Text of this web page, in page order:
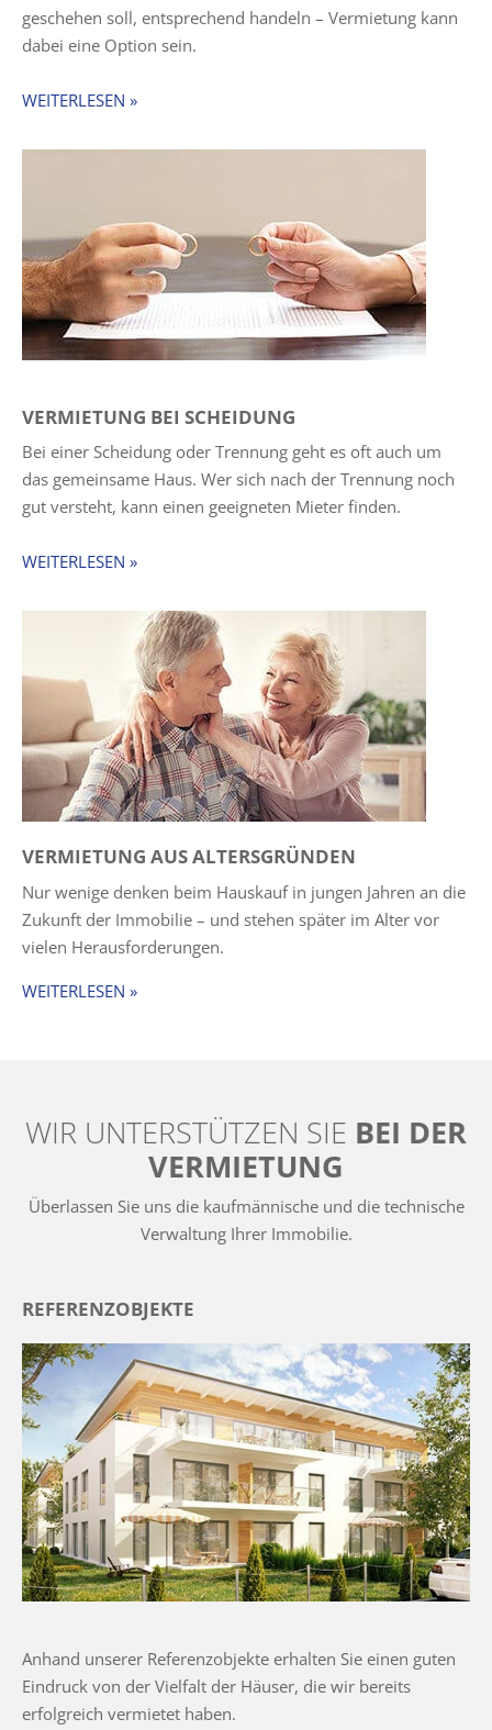
geschehen soll, entsprechend handeln – Vermietung kann
dabei eine Option sein.
WEITERLESEN »
VERMIETUNG BEI SCHEIDUNG
Bei einer Scheidung oder Trennung geht es oft auch um
das gemeinsame Haus. Wer sich nach der Trennung noch
gut versteht, kann einen geeigneten Mieter finden.
WEITERLESEN »
VERMIETUNG AUS ALTERSGRÜNDEN
Nur wenige denken beim Hauskauf in jungen Jahren an die
Zukunft der Immobilie – und stehen später im Alter vor
vielen Herausforderungen.
WEITERLESEN »
WIR UNTERSTÜTZEN SIE BEI DER
VERMIETUNG
Überlassen Sie uns die kaufmännische und die technische
Verwaltung Ihrer Immobilie.
REFERENZOBJEKTE
Anhand unserer Referenzobjekte erhalten Sie einen guten
Eindruck von der Vielfalt der Häuser, die wir bereits
erfolgreich vermietet haben.